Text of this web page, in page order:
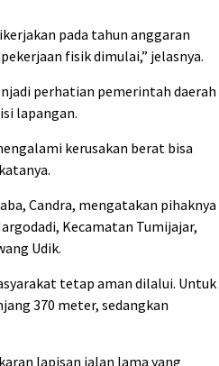
pada tahun anggaran
fisik dimulai,” jelasnya.
perhatian pemerintah daerah
lapangan.
kerusakan berat bisa
Candra, mengatakan pihaknya
Kecamatan Tumijajar,
Udik.
tetap aman dilalui. Untuk
370 meter, sedangkan
lapisan jalan lama yang